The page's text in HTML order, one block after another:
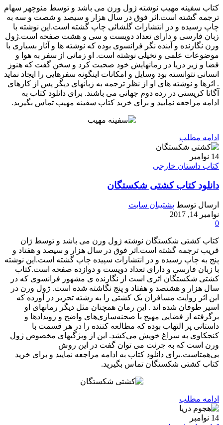
کتاب سفینه مهیب نوشته ژول ورن می باشد و توسط منوچهر سهام
ترجمه گشته است.اثر فوق در سال هزار و سیصد و شصت و سه به
چاپ رسیده و در انتشارات گلشائی چاپ گشته است.این نوشته با
زبان فارسی و دارای تعداد دویست و سی و هشت صفحه است.ژول
ورن نگارنده و آینده نگر فرانسوی بوده که نوشته ها و آثار بسیاری با
موضوعات علمی و تخیلی نوشته است. او زمانی از سفر به هوا و
فضا و زیر دریا در رمانهایش خود صحبت کرد و سخن گفت که هنوز
انسانی نتوانسته بود وسایل و امکانات اینگونه سفرهایی را ایجاد نماید
. اثرها و نوشته های او از نظر ترجمه به زبانهای دیگر پس از کارهای
آگاتا کریستی در رده دوم جهانی می باشند. برای دانلود کتاب به
ادامه مراجعه نمایید و برای خرید کتاب سفینه مهیب تماس بگیرید.
ادامه مطلب
14 نوامبر
کتاب داستان خارجی
دانلود کتاب کشتی شکستگان
ارسال توسط پشتیبان سایت
نوامبر 14, 2017
0
کتاب کشتی شکستگان نوشته ژول ورن می باشد و توسط ژان
قریب ترجمه گشته است.اثر فوق در سال هزار و سیصد و هفتاد و
پنج به چاپ رسیده و در انتشارات سپیده چاپ گشته است.این نوشته
با زبان فارسی و دارای تعداد دویست و دوازده صفحه است.کتاب
کشتی شکستگان اثری است از نگارنده ی مشهور فرانسوی که در
سال هزار و هشتصد و هفتاد و پنج نگاشته شده است. ژول ورن در
این اثر روایت مسافران یک کشتی را به رشته تحریر در آورده که
اسیر طوفان شده اند . این رمان همچنان مثل دیگر رمانهای او
برگرفته از فضایی مهیج با صحنه‌سازی‌های واضح و رویدادها و
داستانی پر التهاب بوده که مطالعه کننده را در هر قسمت با
کنجکاوی به سراغ خویش می‌کشد. این از ویژگیهای مخصوص ژول
ورن است که به جرئت می توان گفت در این روش
بی‌همتاست.برای دانلود کتاب به ادامه مراجعه نمایید و برای خرید
کتاب کشتی شکستگان تماس بگیرید.
ادامه مطلب
14 نوامبر